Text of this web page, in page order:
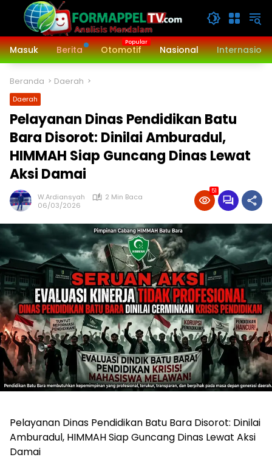
Langsung
konten
Masuk
Berita Otomotif Nasional
Beranda Daerah
Daerah
Pelayanan Dinas Pendidikan Batu
Bara Disorot: Dinilai Amburadul,
HIMMAH Siap Guncang Dinas Lewat
Aksi Damai
W.Ardiansyah
2 Min Baca
06/03/2026
51
Pelayanan Dinas Pendidikan Batu Bara Disorot: Dinilai
Amburadul, HIMMAH Siap Guncang Dinas Lewat Aksi
Damai